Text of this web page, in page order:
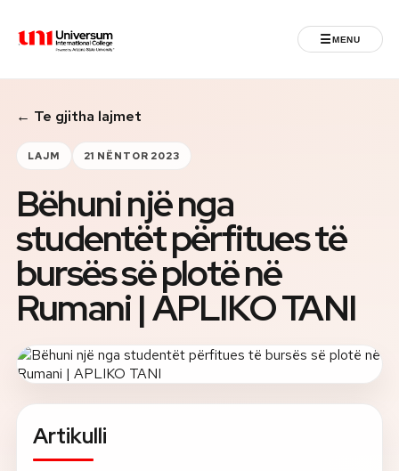
Universum University ☰MENU
MENU
Ballina
Regjistrimet
Programet
Jeta Studentore
Fuqizuar nga ASU
Rreth nesh
← Te gjitha lajmet
LAJM 21 NËNTOR 2023
Bëhuni një nga
studentët përfitues të
bursës së plotë në
Rumani | APLIKO TANI
Artikulli